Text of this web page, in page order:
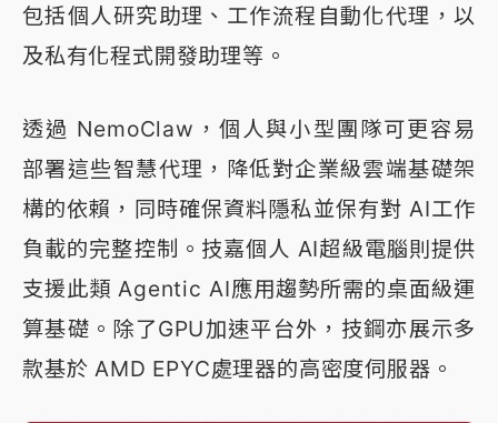
包括個人研究助理、工作流程自動化代理，以
及私有化程式開發助理等。
透過 NemoClaw，個人與小型團隊可更容易
部署這些智慧代理，降低對企業級雲端基礎架
構的依賴，同時確保資料隱私並保有對 AI工作
負載的完整控制。技嘉個人 AI超級電腦則提供
支援此類 Agentic AI應用趨勢所需的桌面級運
算基礎。除了GPU加速平台外，技鋼亦展示多
款基於 AMD EPYC處理器的高密度伺服器。